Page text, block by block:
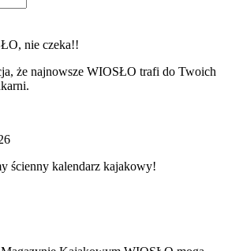
nie czeka!!
że najnowsze WIOSŁO trafi do Twoich
ścienny kalendarz kajakowy!